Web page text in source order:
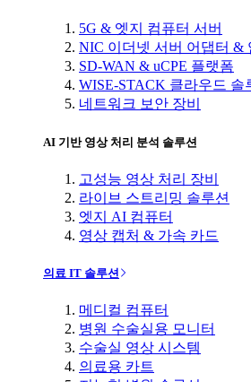
5G & 엣지 컴퓨터 서버
NIC 이더넷 서버 어댑터 &
SD-WAN & uCPE 플랫폼
WISE-STACK 클라우드 솔
네트워크 보안 장비
AI 기반 영상 처리 분석 솔루션
고성능 영상 처리 장비
라이브 스트리밍 솔루션
엣지 AI 컴퓨터
영상 캡처 & 가속 카드
의료 IT 솔루션
메디컬 컴퓨터
병원 수술실용 모니터
수술실 영상 시스템
의료용 카트